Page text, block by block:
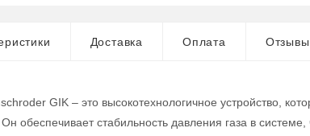
Доставка Оплата Отзывы
GIK – это высокотехнологичное устройство,
обеспечивает стабильность давления газа в